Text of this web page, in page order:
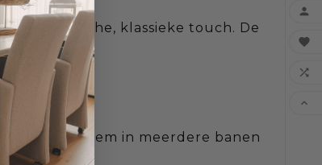
romantische, klassieke touch. De
of verdeel hem in meerdere banen



